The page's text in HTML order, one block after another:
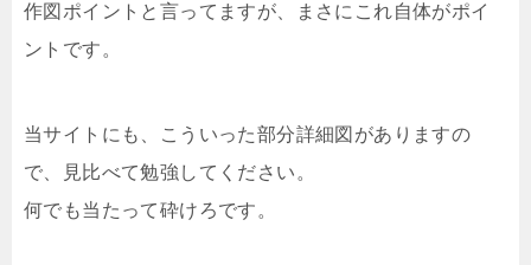
作図ポイントと言ってますが、まさにこれ自体がポイ
ントです。
当サイトにも、こういった部分詳細図がありますの
で、見比べて勉強してください。
何でも当たって砕けろです。